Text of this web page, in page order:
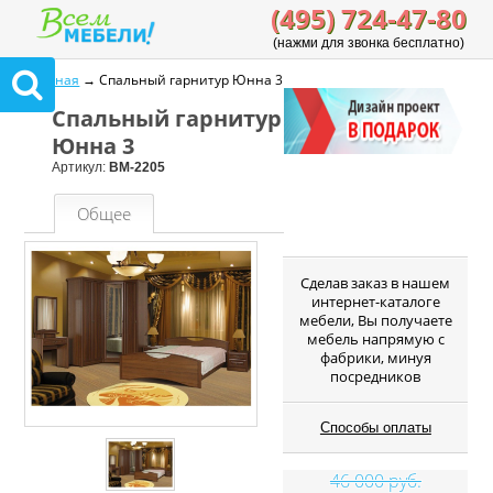
(495) 724-47-80
(нажми для звонка бесплатно)
Главная → Спальный гарнитур Юнна 3
Спальный гарнитур
Юнна 3
Артикул: ВМ-2205
Общее
Cделав заказ в нашем
интернет-каталоге
мебели, Вы получаете
мебель напрямую с
фабрики, минуя
посредников
Способы оплаты
46 000 руб.